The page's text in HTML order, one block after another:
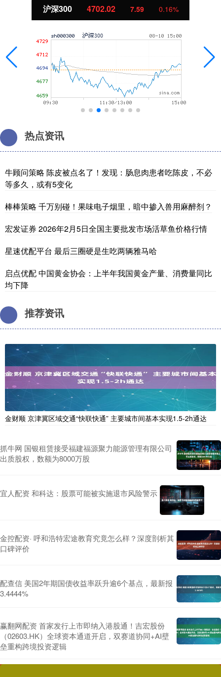
北证50 1122.88 -11.37 -1.00%
热点资讯
牛顾问策略 陈皮被点名了！发现：肠息肉患者吃陈皮，不必
等多久，或有5变化
棒棒策略 千万别碰！果味电子烟里，暗中掺入兽用麻醉剂？
宏发证券 2026年2月5日全国主要批发市场活草鱼价格行情
星速优配平台 最后三圈硬是生吃两辆雅马哈
启点优配 中国黄金协会：上半年我国黄金产量、消费量同比
均下降
推荐资讯
金财顺 京津冀区域交通“快联快通” 主要城市间基本实现1.5-2h通达
抓牛网 国银租赁接受福建福源聚力能源管理有限公司
出质股权，数额为8000万股
宜人配资 和科达：股票可能被实施退市风险警示
金控配资· 呼和浩特宏途教育究竟怎么样？深度剖析其
口碑评价
配查信 美国2年期国债收益率跃升逾6个基点，最新报
3.4444%
赢翻网配资 首家发行上市即纳入港股通！吉宏股份
（02603.HK）全球资本通道开启，双赛道协同+AI壁
垒重构跨境投资逻辑